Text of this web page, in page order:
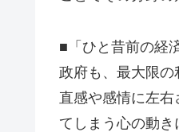
■「ひと昔前の経
政府も、最大限
直感や感情に左
てしまう心の動き